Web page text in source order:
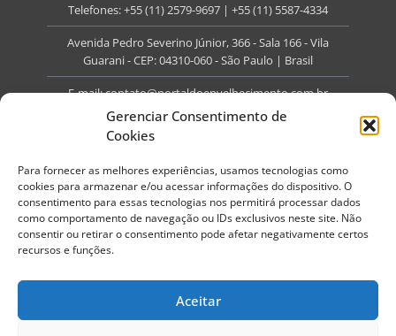
Gerenciar Consentimento de
Cookies
Para fornecer as melhores experiências, usamos tecnologias como
cookies para armazenar e/ou acessar informações do dispositivo. O
consentimento para essas tecnologias nos permitirá processar dados
como comportamento de navegação ou IDs exclusivos neste site. Não
consentir ou retirar o consentimento pode afetar negativamente certos
recursos e funções.
Aceitar
Telefones:+55 (11) 2579-9697 | +55 (11) 5587-4334
Avenida Pedro Severino Júnior, 366 - Sala 166 - Vila
Guarani - CEP: 04310-060 - São Paulo | Brasil
E-mail:contato@portaldoenvelhecimento.com.br
Website:portaldoenvelhecimento.com.br
Todos os direitos reservados.